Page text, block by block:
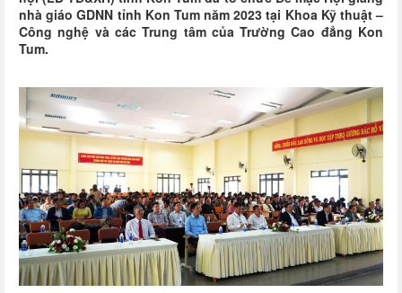
nhà giáo GDNN tỉnh Kon Tum năm 2023 tại Khoa Kỹ thuật –
Công nghệ và các Trung tâm của Trường Cao đẳng Kon
Tum.